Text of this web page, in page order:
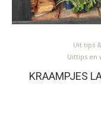
Uit tips
Uittips en
KRAAMPJES